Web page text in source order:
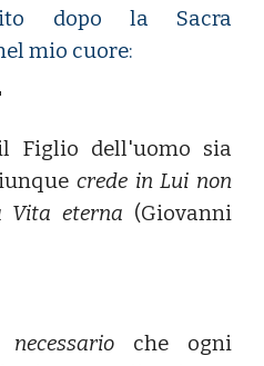
dopo la Sacra
mio cuore:
Figlio dell'uomo sia
crede in Lui non
Vita eterna (Giovanni
necessario che ogni